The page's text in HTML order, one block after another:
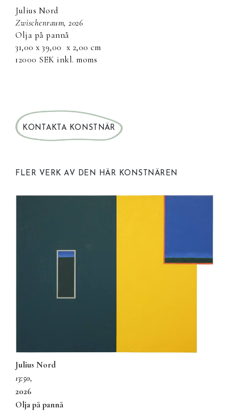
Julius Nord
zwischenraum, 2026
olja på pannå
31,00 x 39,00 x 2,00 cm
12000 SEK inkl. moms
KONTAKTA KONSTNÄR
FLER VERK AV DEN HÄR KONSTNÄREN
Julius Nord
13:50,
2026
olja på pannå